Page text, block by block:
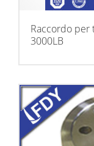
Raccordo per
3000LB